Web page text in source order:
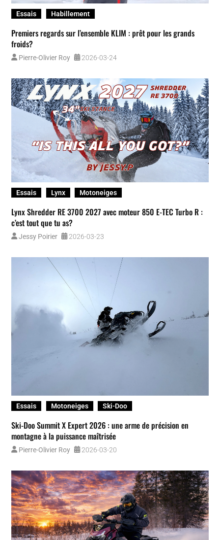
TekVest : Polaris offre bien plus que de simples accessoires
Polaris
Greg Gilbert 2026-03-18
Essais Motoneiges Polaris
850 TITAN Adventure Ultimate 2026: motoneige multisegment
Polaris par excellence
Marc Thibeault 2026-03-18
650 TITAN Adventure 2025 : une motoneige utilitaire qui allie
puissance, confort et polyvalence
Pascal Fortin 2026-03-12